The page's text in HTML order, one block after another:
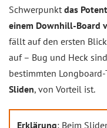
Schwerpunkt das
einem Downhill-Board
fällt auf den ersten
auf – Bug und Heck
bestimmten
Sliden, von Vorteil ist.
Erklärung: Beim